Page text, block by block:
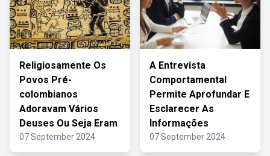
Religiosamente Os
Povos Pré-
colombianos
Adoravam Vários
Deuses Ou Seja Eram
07 September 2024
A Entrevista
Comportamental
Permite Aprofundar E
Esclarecer As
Informações
07 September 2024